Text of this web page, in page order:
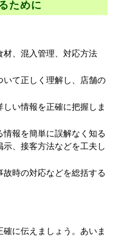
ために
材、混入管理、対応方法
て正しく理解し、店舗の
い情報を正確に把握しま
報を簡単に誤解なく知る
、接客方法などを工夫し
時の対応などを総括する
に伝えましょう。あいま